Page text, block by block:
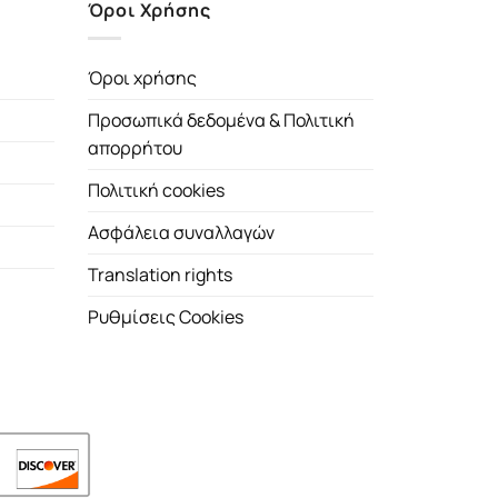
Όροι Χρήσης
Όροι χρήσης
Προσωπικά δεδομένα & Πολιτική
απορρήτου
Πολιτική cookies
Ασφάλεια συναλλαγών
Translation rights
Ρυθμίσεις Cookies